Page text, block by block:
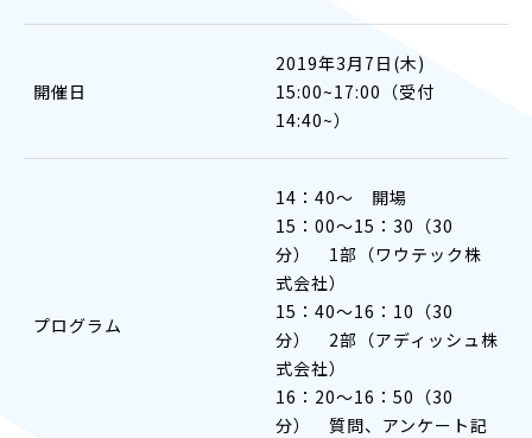
開催日
2019年3月7日(木)
15:00~17:00（受付
14:40~）
プログラム
14：40〜 開場
15：00〜15：30（30
分） 1部（ワウテック株
式会社）
15：40〜16：10（30
分） 2部（アディッシュ株
式会社）
16：20～16：50（30
分） 質問、アンケート記